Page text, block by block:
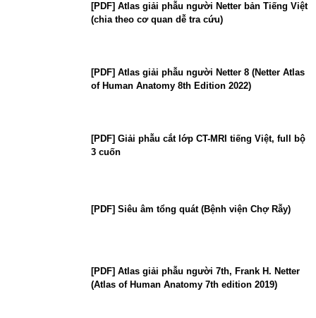
[PDF] Atlas giải phẫu người Netter bản Tiếng Việt
(chia theo cơ quan dễ tra cứu)
[PDF] Atlas giải phẫu người Netter 8 (Netter Atlas
of Human Anatomy 8th Edition 2022)
[PDF] Giải phẫu cắt lớp CT-MRI tiếng Việt, full bộ
3 cuốn
[PDF] Siêu âm tổng quát (Bệnh viện Chợ Rẫy)
[PDF] Atlas giải phẫu người 7th, Frank H. Netter
(Atlas of Human Anatomy 7th edition 2019)